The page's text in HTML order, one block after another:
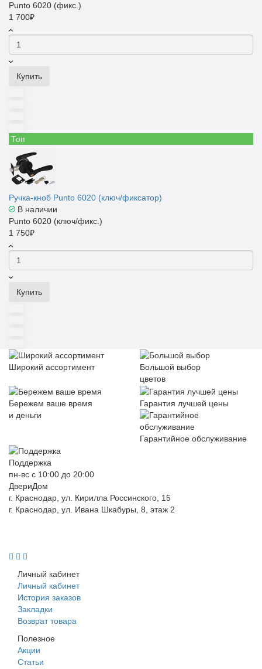
Punto 6020 (фикс.)
1 700₽
Купить
Топ
Ручка-кноб Punto 6020 (ключ/фиксатор)
В наличии
Punto 6020 (ключ/фикс.)
1 750₽
Купить
Широкий ассортимент
Большой выбор
цветов
Бережем ваше время
и деньги
Гарантия лучшей цены
Гарантийное обслуживание
Поддержка
пн-вс с 10:00 до 20:00
ДвериДом
г. Краснодар, ул. Кирилла Россинского, 15
г. Краснодар, ул. Ивана Шкабуры, 8, этаж 2
Личный кабинет
Личный кабинет
История заказов
Закладки
Возврат товара
Полезное
Акции
Статьи